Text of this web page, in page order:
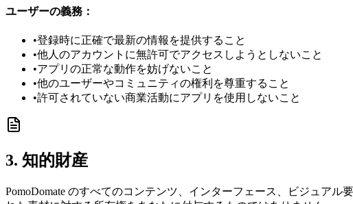
ユーザーの義務：
•登録時に正確で最新の情報を提供すること
•他人のアカウントに無許可でアクセスしようとしないこと
•アプリの正常な動作を妨げないこと
•他のユーザーやコミュニティの権利を尊重すること
•許可されていない商業活動にアプリを使用しないこと
3. 知的財産
PomoDomate のすべてのコンテンツ、インターフェース、ビジュア